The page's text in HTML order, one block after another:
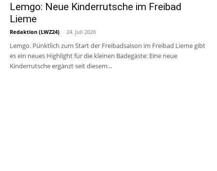
Lemgo: Neue Kinderrutsche im Freibad
Lieme
Redaktion (LWZ24) - 24. Juli 2026
Lemgo. Pünktlich zum Start der Freibadsaison im Freibad Lieme gibt
es ein neues Highlight für die kleinen Badegäste: Eine neue
Kinderrutsche ergänzt seit diesem...